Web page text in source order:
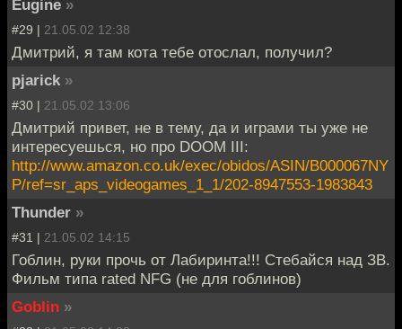
Eugine »
#29 | 21.05.02 12:38
Дмитрий, я там кота тебе отослал, получил?
pjarick »
#30 | 21.05.02 13:06
Дмитрий привет, не в тему, да и играми ты уже не
интересуешься, но про DOOM III:
http://www.amazon.co.uk/exec/obidos/ASIN/B000067NY
P/ref=sr_aps_videogames_1_1/202-8947553-1983843
Thunder »
#31 | 21.05.02 14:15
Гоблин, руки прочь от Лабиринта!!! Стебайся над ЗВ.
Фильм типа rated NFG (не для гоблинов)
Goblin »